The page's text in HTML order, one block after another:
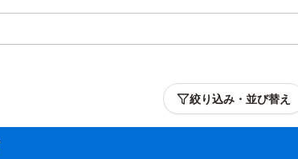
絞り込み・並び替え